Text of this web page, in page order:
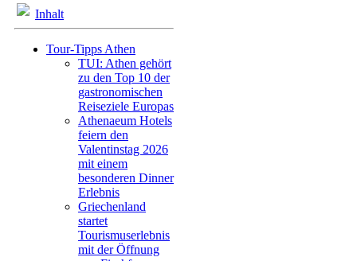
Inhalt
Tour-Tipps Athen
TUI: Athen gehört
zu den Top 10 der
gastronomischen
Reiseziele Europas
Athenaeum Hotels
feiern den
Valentinstag 2026
mit einem
besonderen Dinner
Erlebnis
Griechenland
startet
Tourismuserlebnis
mit der Öffnung